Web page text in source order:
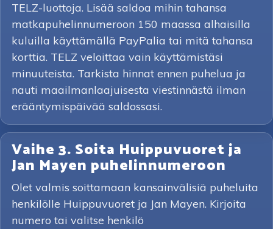
TELZ-luottoja. Lisää saldoa mihin tahansa
matkapuhelinnumeroon 150 maassa alhaisilla
kuluilla käyttämällä PayPalia tai mitä tahansa
korttia. TELZ veloittaa vain käyttämistäsi
minuuteista. Tarkista hinnat ennen puhelua ja
nauti maailmanlaajuisesta viestinnästä ilman
erääntymispäivää saldossasi.
Vaihe 3. Soita Huippuvuoret ja
Jan Mayen puhelinnumeroon
Olet valmis soittamaan kansainvälisiä puheluita
henkilölle Huippuvuoret ja Jan Mayen. Kirjoita
numero tai valitse henkilö